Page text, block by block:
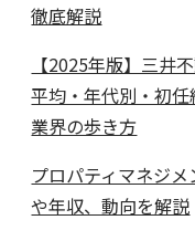
徹底解説
【2025年版】三井
平均・年代別・初
業界の歩き方
プロパティマネジ
や年収、動向を解説